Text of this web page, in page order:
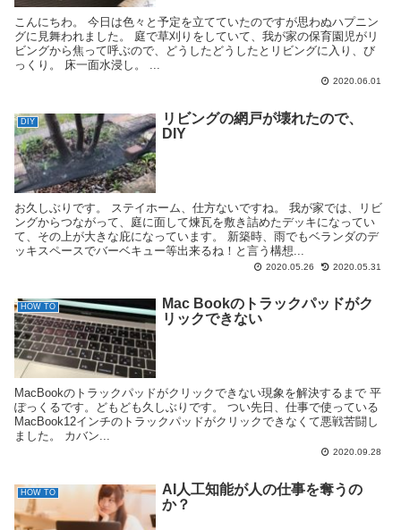
こんにちわ。 今日は色々と予定を立てていたのですが思わぬハプニン
グに見舞われました。 庭で草刈りをしていて、我が家の保育園児がリ
ビングから焦って呼ぶので、どうしたどうしたとリビングに入り、び
っくり。 床一面水浸し。 ...
2020.06.01
DIY
リビングの網戸が壊れたので、
DIY
お久しぶりです。 ステイホーム、仕方ないですね。 我が家では、リビ
ングからつながって、庭に面して煉瓦を敷き詰めたデッキになってい
て、その上が大きな庇になっています。 新築時、雨でもベランダのデ
ッキスペースでバーベキュー等出来るね！と言う構想...
2020.05.26 2020.05.31
HOW TO
Mac Bookのトラックパッドがク
リックできない
MacBookのトラックパッドがクリックできない現象を解決するまで 平
ぽっくるです。どもども久しぶりです。 つい先日、仕事で使っている
MacBook12インチのトラックパッドがクリックできなくて悪戦苦闘し
ました。 カバン...
2020.09.28
HOW TO
AI人工知能が人の仕事を奪うの
か？